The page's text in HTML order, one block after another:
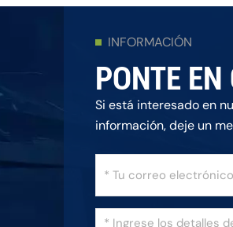
INFORMACIÓN
PONTE EN
Si está interesado en
información, deje un